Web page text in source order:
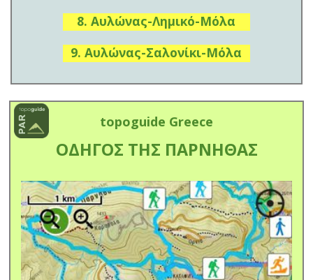
8. Αυλώνας-Λημικό-Μόλα
9. Αυλώνας-Σαλονίκι-Μόλα
topoguide Greece
ΟΔΗΓΟΣ ΤΗΣ ΠΑΡΝΗΘΑΣ